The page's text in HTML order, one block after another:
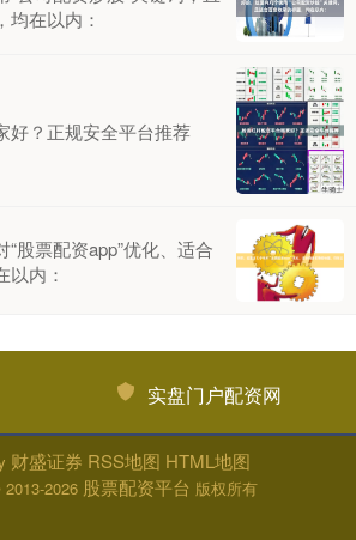
在以内：
好？正规安全平台推荐
股票配资app”优化、适合
以内：
实盘门户配资网
财盛证券 RSS地图 HTML地图
2026 股票配资平台 版权所有